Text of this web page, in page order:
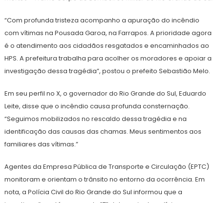
“Com profunda tristeza acompanho a apuração do incêndio
com vítimas na Pousada Garoa, na Farrapos. A prioridade agora
é o atendimento aos cidadãos resgatados e encaminhados ao
HPS. A prefeitura trabalha para acolher os moradores e apoiar a
investigação dessa tragédia”, postou o prefeito Sebastião Melo.
Em seu perfil no X, o governador do Rio Grande do Sul, Eduardo
Leite, disse que o incêndio causa profunda consternação.
“Seguimos mobilizados no rescaldo dessa tragédia e na
identificação das causas das chamas. Meus sentimentos aos
familiares das vítimas.”
Agentes da Empresa Pública de Transporte e Circulação (EPTC)
monitoram e orientam o trânsito no entorno da ocorrência. Em
nota, a Polícia Civil do Rio Grande do Sul informou que a